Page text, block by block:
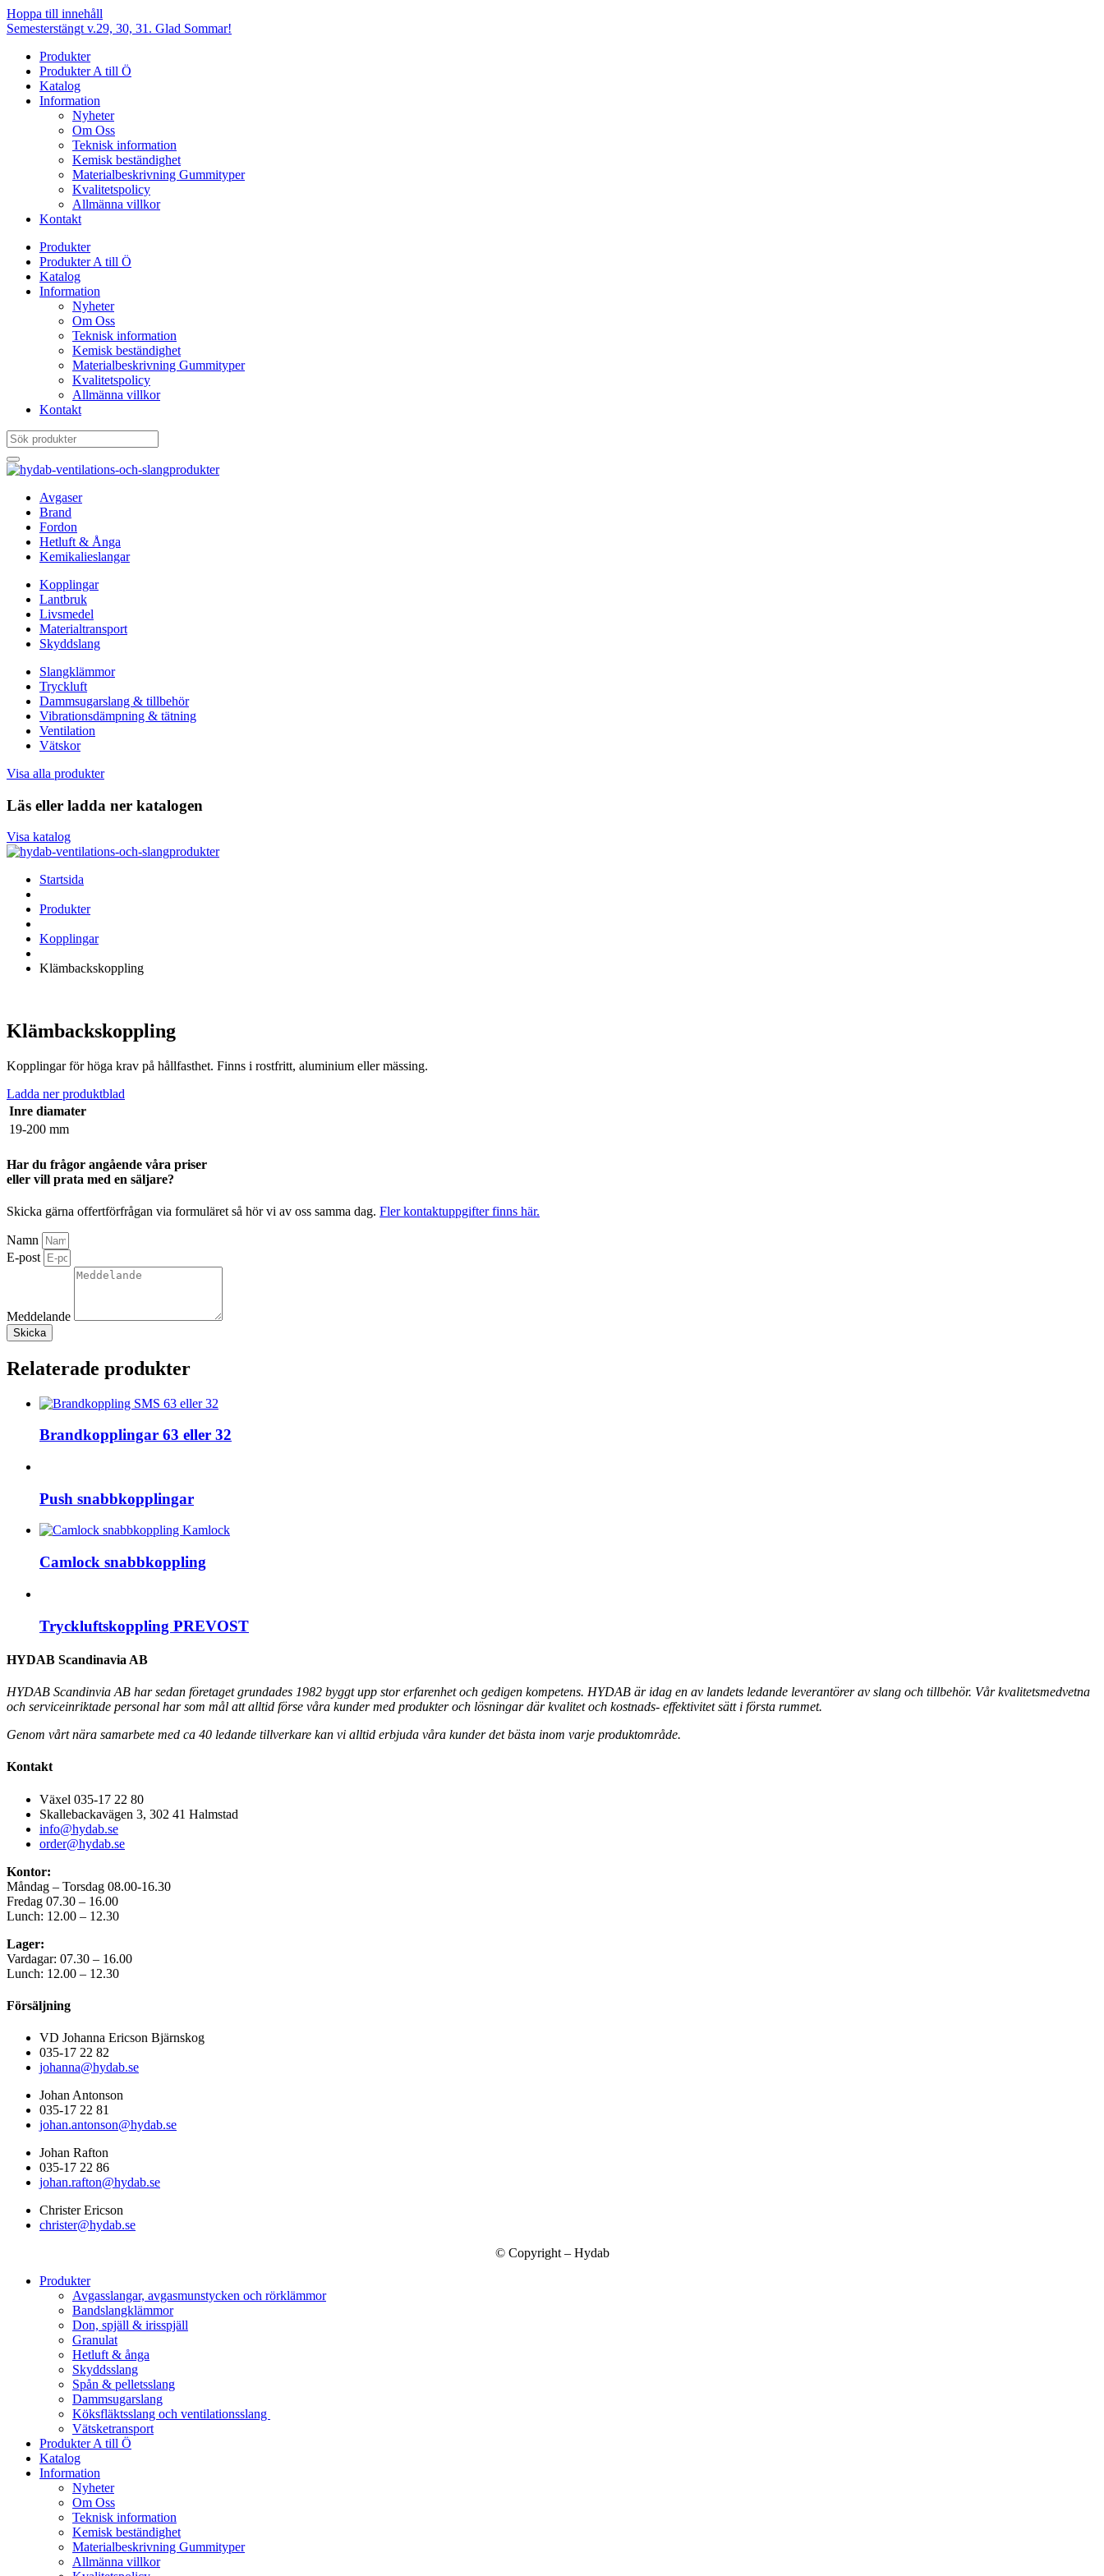
Hoppa till innehåll
Semesterstängt v.29, 30, 31. Glad Sommar!
Produkter
Produkter A till Ö
Katalog
Information
Nyheter
Om Oss
Teknisk information
Kemisk beständighet
Materialbeskrivning Gummityper
Kvalitetspolicy
Allmänna villkor
Kontakt
Produkter
Produkter A till Ö
Katalog
Information
Nyheter
Om Oss
Teknisk information
Kemisk beständighet
Materialbeskrivning Gummityper
Kvalitetspolicy
Allmänna villkor
Kontakt
Avgaser
Brand
Fordon
Hetluft & Ånga
Kemikalieslangar
Kopplingar
Lantbruk
Livsmedel
Materialtransport
Skyddslang
Slangklämmor
Tryckluft
Dammsugarslang & tillbehör
Vibrationsdämpning & tätning
Ventilation
Vätskor
Visa alla produkter
Läs eller ladda ner katalogen
Visa katalog
Startsida
Produkter
Kopplingar
Klämbackskoppling
Klämbackskoppling
Kopplingar för höga krav på hållfasthet. Finns i rostfritt, aluminium eller mässing.
Ladda ner produktblad
Inre diamater
19-200 mm
Har du frågor angående våra priser
eller vill prata med en säljare?
Skicka gärna offertförfrågan via formuläret så hör vi av oss samma dag. Fler kontaktuppgifter finns här.
Namn
E-post
Meddelande
Skicka
Relaterade produkter
Brandkopplingar 63 eller 32
Push snabbkopplingar
Camlock snabbkoppling
Tryckluftskoppling PREVOST
HYDAB Scandinavia AB
HYDAB Scandinvia AB har sedan företaget grundades 1982 byggt upp stor erfarenhet och gedigen kompetens. HYDAB är idag en av landets ledande leverantörer av slang och tillbehör. Vår kvalitetsmedvetna
och serviceinriktade personal har som mål att alltid förse våra kunder med produkter och lösningar där kvalitet och kostnads- effektivitet sätt i första rummet.
Genom vårt nära samarbete med ca 40 ledande tillverkare kan vi alltid erbjuda våra kunder det bästa inom varje produktområde.
Kontakt
Växel 035-17 22 80
Skallebackavägen 3, 302 41 Halmstad
info@hydab.se
order@hydab.se
Kontor:
Måndag – Torsdag 08.00-16.30
Fredag 07.30 – 16.00
Lunch: 12.00 – 12.30
Lager:
Vardagar: 07.30 – 16.00
Lunch: 12.00 – 12.30
Försäljning
VD Johanna Ericson Bjärnskog
035-17 22 82
johanna@hydab.se
Johan Antonson
035-17 22 81
johan.antonson@hydab.se
Johan Rafton
035-17 22 86
johan.rafton@hydab.se
Christer Ericson
christer@hydab.se
© Copyright – Hydab
Produkter
Avgasslangar, avgasmunstycken och rörklämmor
Bandslangklämmor
Don, spjäll & irisspjäll
Granulat
Hetluft & ånga
Skyddsslang
Spån & pelletsslang
Dammsugarslang
Köksfläktsslang och ventilationsslang
Vätsketransport
Produkter A till Ö
Katalog
Information
Nyheter
Om Oss
Teknisk information
Kemisk beständighet
Materialbeskrivning Gummityper
Allmänna villkor